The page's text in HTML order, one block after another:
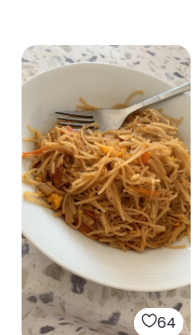
64